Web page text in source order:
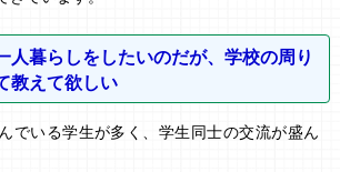
人暮らしをしたいのだが、学校の周り
教えて欲しい
でいる学生が多く、学生同士の交流が盛ん